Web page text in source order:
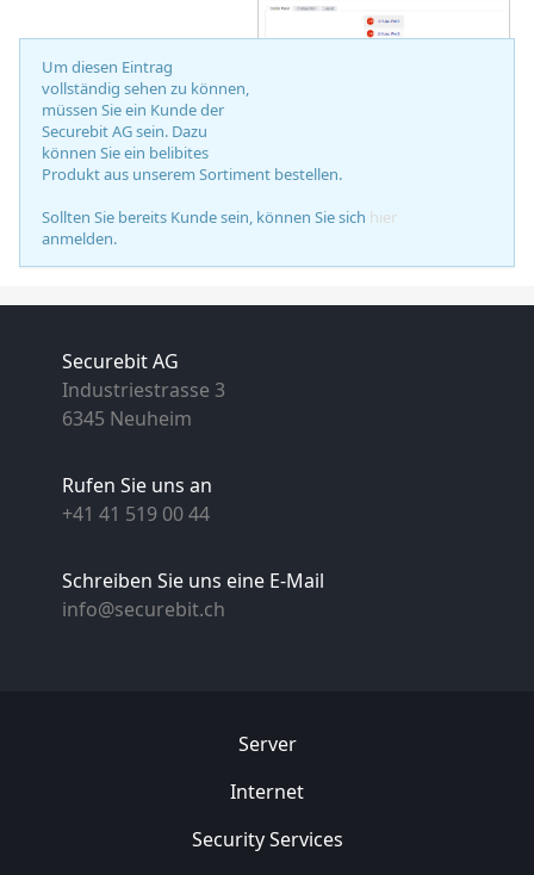
Um diesen Eintrag
vollständig sehen zu können,
müssen Sie ein Kunde der
Securebit AG sein. Dazu
können Sie ein belibites
Produkt aus unserem Sortiment bestellen.
Sollten Sie bereits Kunde sein, können Sie sich hier
anmelden.
Securebit AG
Industriestrasse 3
6345 Neuheim
Rufen Sie uns an
+41 41 519 00 44
Schreiben Sie uns eine E-Mail
info@securebit.ch
Server
Internet
Security Services